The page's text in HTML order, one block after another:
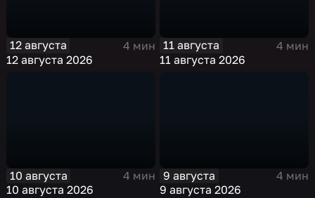
12 августа
4 мин
12 августа 2026
11 августа
4 мин
11 августа 2026
10 августа
4 мин
10 августа 2026
9 августа
4 мин
9 августа 2026